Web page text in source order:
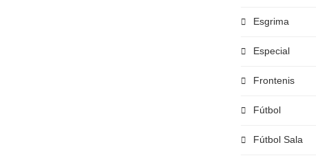
Esgrima
Especial
Frontenis
Fútbol
Fútbol Sala